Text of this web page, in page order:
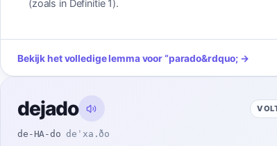
(zoals in Definitie 1).
Bekijk het volledige lemma voor“parado&rdquo; →
dejado
de-HA-do deˈxa.ðo